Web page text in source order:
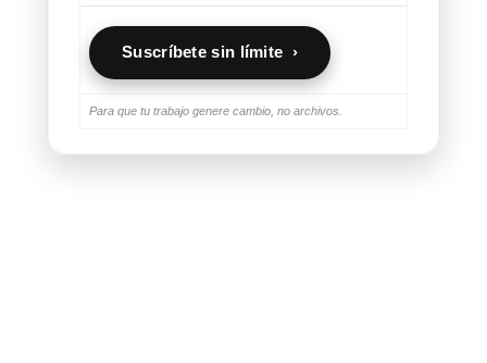
Suscríbete sin límite ›
Para que tu trabajo genere cambio, no archivos.